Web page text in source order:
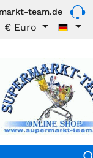
team.de
€ Euro